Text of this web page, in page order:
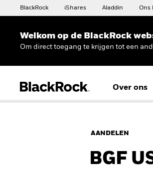
BlackRock iShares Aladdin Ons
Welkom op de BlackRock
Om direct toegang te krijgen tot een
Over ons
AANDELEN
BGF